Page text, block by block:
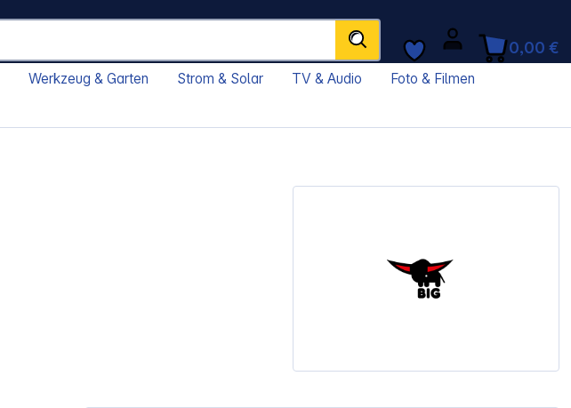
0,00 €
Werkzeug & Garten Strom & Solar TV & Audio
Foto & Filmen